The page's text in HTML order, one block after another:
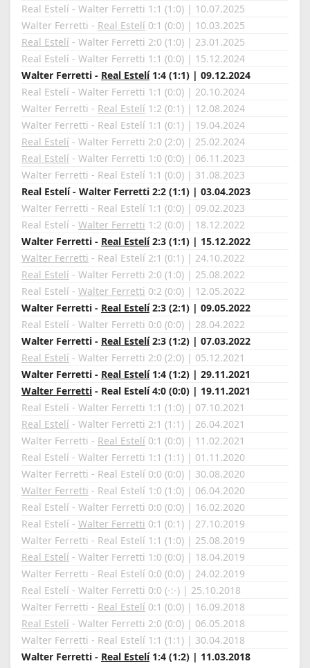
Real Estelí - Walter Ferretti 1:1 (1:0) | 10.07.2025
Walter Ferretti - Real Estelí 0:1 (0:0) | 10.03.2025
Real Estelí - Walter Ferretti 2:0 (1:0) | 23.01.2025
Real Estelí - Walter Ferretti 1:1 (0:0) | 15.12.2024
Walter Ferretti - Real Estelí1:4 (1:1) | 09.12.2024
Real Estelí - Walter Ferretti 1:1 (0:0) | 20.10.2024
Walter Ferretti - Real Estelí 1:2 (0:1) | 12.08.2024
Walter Ferretti - Real Estelí 1:1 (0:1) | 19.04.2024
Real Estelí - Walter Ferretti 2:0 (2:0) | 25.02.2024
Real Estelí - Walter Ferretti 1:0 (0:0) | 06.11.2023
Walter Ferretti - Real Estelí 1:1 (0:0) | 31.08.2023
Real Estelí - Walter Ferretti 2:2 (1:1) | 03.04.2023
Walter Ferretti - Real Estelí 1:1 (0:0) | 09.02.2023
Real Estelí - Walter Ferretti 1:2 (0:0) | 18.12.2022
Walter Ferretti - Real Estelí2:3 (1:1) | 15.12.2022
Walter Ferretti - Real Estelí 2:1 (0:1) | 24.10.2022
Real Estelí - Walter Ferretti 2:0 (1:0) | 25.08.2022
Real Estelí - Walter Ferretti 0:2 (0:0) | 12.05.2022
Walter Ferretti - Real Estelí2:3 (2:1) | 09.05.2022
Real Estelí - Walter Ferretti 0:0 (0:0) | 28.04.2022
Walter Ferretti - Real Estelí2:3 (1:2) | 07.03.2022
Real Estelí - Walter Ferretti 2:0 (2:0) | 05.12.2021
Walter Ferretti - Real Estelí1:4 (1:2) | 29.11.2021
Walter Ferretti - Real Estelí 4:0 (0:0) | 19.11.2021
Real Estelí - Walter Ferretti 1:1 (1:0) | 07.10.2021
Real Estelí - Walter Ferretti 2:1 (1:1) | 26.04.2021
Walter Ferretti - Real Estelí 0:1 (0:0) | 11.02.2021
Real Estelí - Walter Ferretti 1:1 (1:1) | 01.11.2020
Walter Ferretti - Real Estelí 0:0 (0:0) | 30.08.2020
Walter Ferretti - Real Estelí 1:0 (1:0) | 06.04.2020
Real Estelí - Walter Ferretti 0:0 (0:0) | 16.02.2020
Real Estelí - Walter Ferretti 0:1 (0:1) | 27.10.2019
Walter Ferretti - Real Estelí 1:1 (1:0) | 25.08.2019
Real Estelí - Walter Ferretti 1:0 (0:0) | 18.04.2019
Walter Ferretti - Real Estelí 0:0 (0:0) | 24.02.2019
Real Estelí - Walter Ferretti 0:0 (-:-) | 25.10.2018
Walter Ferretti - Real Estelí 0:1 (0:0) | 16.09.2018
Real Estelí - Walter Ferretti 2:0 (0:0) | 06.05.2018
Walter Ferretti - Real Estelí 1:1 (1:1) | 30.04.2018
Walter Ferretti - Real Estelí1:4 (1:2) | 11.03.2018